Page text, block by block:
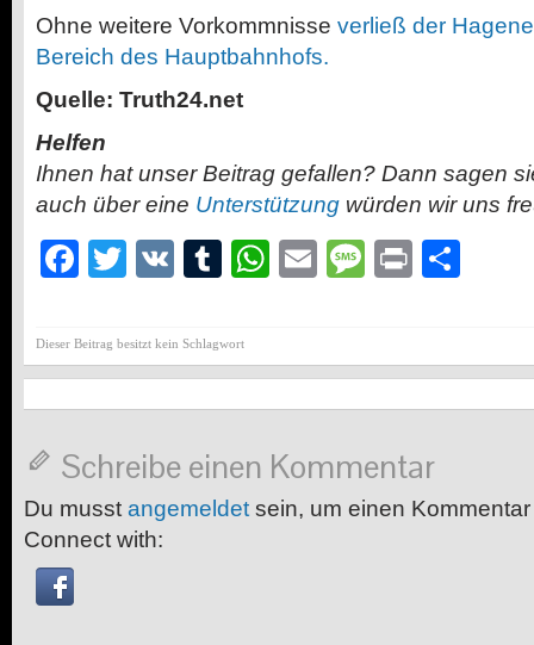
Ohne weitere Vorkommnisse verließ der
Bereich des Hauptbahnhofs.
Quelle: Truth24.net
Helfen
Ihnen hat unser Beitrag gefallen? Dann sagen
auch über eine Unterstützung würden wir uns
Facebook
Twitter
VK Tumblr
WhatsApp
EmailMessage
Print
Dieser Beitrag besitzt kein Schlagwort
Schreibe einen Kommentar
Du musst angemeldet sein, um einen
Connect with: